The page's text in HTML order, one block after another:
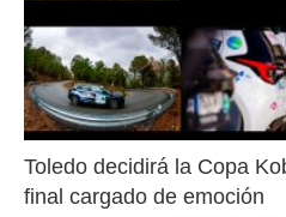
Toledo decidirá la Copa
final cargado de emoción